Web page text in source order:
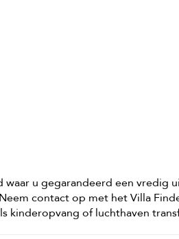
waar u gegarandeerd een vredig
contact op met het Villa
kinderopvang of luchthaven